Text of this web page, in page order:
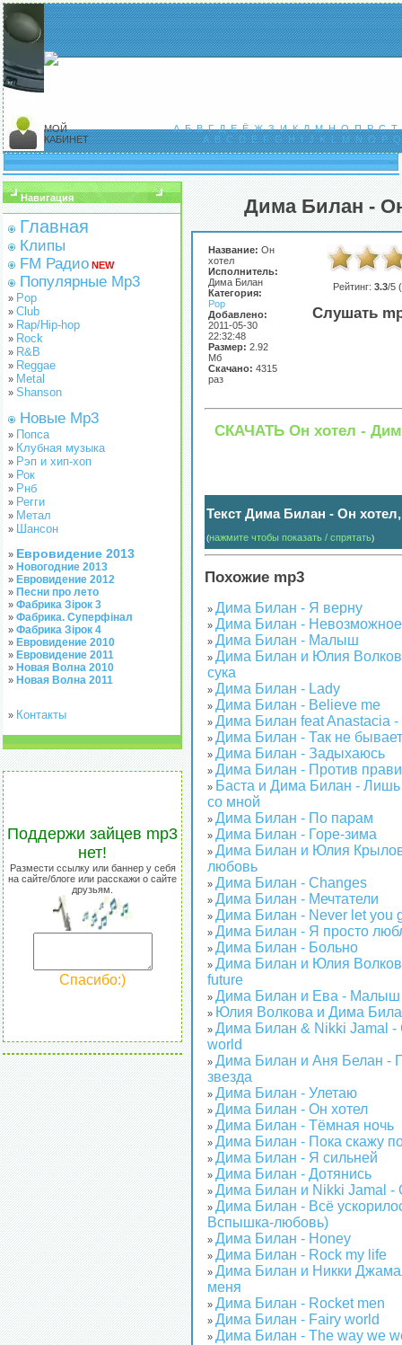
МОЙ
КАБИНЕТ
А Б В Г Д Е Ё Ж З И К Л М Н О П Р С Т
A B C D E F G H I J K L M N O P Q
Навигация
Главная
Клипы
FM Радио NEW
Популярные Mp3
» Pop
» Club
» Rap/Hip-hop
» Rock
» R&B
» Reggae
» Metal
» Shanson
Новые Mp3
» Попса
» Клубная музыка
» Рэп и хип-хоп
» Рок
» Рнб
» Регги
» Метал
» Шансон
» Евровидение 2013
» Новогодние 2013
» Евровидение 2012
» Песни про лето
» Фабрика Зірок 3
» Фабрика. Суперфінал
» Фабрика Зірок 4
» Евровидение 2010
» Евровидение 2011
» Новая Волна 2010
» Новая Волна 2011
» Контакты
Поддержи зайцев mp3
нет!
Размести ссылку или баннер у себя
на сайте/блоге или расскажи о сайте
друзьям.
Спасибо:)
Дима Билан -
Название: Он
хотел
Исполнитель:
Дима Билан
Категория:
Pop
Добавлено:
2011-05-30
22:32:48
Размер: 2.92
Мб
Скачано: 4315
раз
Рейтинг: 3.3/5 (
Слушать
СКАЧАТЬ Он хотел -
Текст Дима Билан - Он
(нажмите чтобы показать / спрятать)
Похожие mp3
» Дима Билан - Я верну
» Дима Билан -
» Дима Билан - Малыш
» Дима Билан и Юлия
сука
» Дима Билан - Lady
» Дима Билан - Believe me
» Дима Билан feat Anastacia -
» Дима Билан - Так не бывает
» Дима Билан - Задыхаюсь
» Дима Билан - Против
» Баста и Дима Билан -
со мной
» Дима Билан - По парам
» Дима Билан - Горе-зима
» Дима Билан и Юлия
любовь
» Дима Билан - Changes
» Дима Билан - Мечтатели
» Дима Билан - Never let you
» Дима Билан - Я просто
» Дима Билан - Больно
» Дима Билан и Юлия
future
» Дима Билан и Ева - Малыш
» Юлия Волкова и Дима
» Дима Билан & Nikki Jamal -
world
» Дима Билан и Аня Белан -
звезда
» Дима Билан - Улетаю
» Дима Билан - Он хотел
» Дима Билан - Тёмная ночь
» Дима Билан - Пока скажу
» Дима Билан - Я сильней
» Дима Билан - Дотянись
» Дима Билан и Nikki Jamal -
» Дима Билан - Всё
Вспышка-любовь)
» Дима Билан - Honey
» Дима Билан - Rock my life
» Дима Билан и Никки
меня
» Дима Билан - Rocket men
» Дима Билан - Fairy world
» Дима Билан - The way we